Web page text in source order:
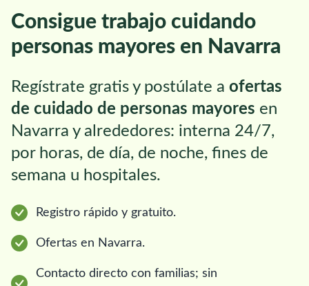
Consigue trabajo cuidando
personas mayores en Navarra
Regístrate gratis y postúlate a ofertas
de cuidado de personas mayores en
Navarra y alrededores: interna 24/7,
por horas, de día, de noche, fines de
semana u hospitales.
Registro rápido y gratuito.
Ofertas en Navarra.
Contacto directo con familias; sin